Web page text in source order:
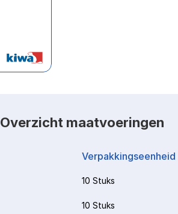
Overzicht maatvoeringen
Verpakkingseenheid
10 Stuks
10 Stuks